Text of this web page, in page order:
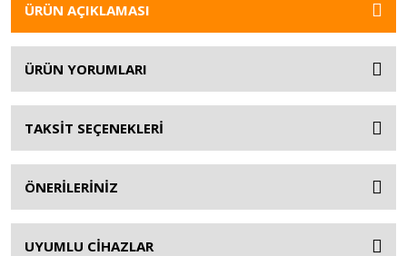
ÜRÜN AÇIKLAMASI
ÜRÜN YORUMLARI
TAKSİT SEÇENEKLERİ
ÖNERİLERİNİZ
UYUMLU CİHAZLAR